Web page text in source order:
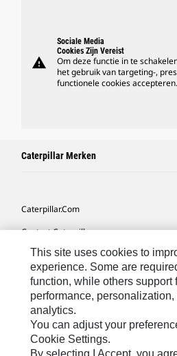
warning
Sociale Media
Cookies Zijn Vereist
Om deze functie in te
het gebruik van targeting-,
functionele cookies accepteren.
Caterpillar Merken
Caterpillar.com
Contact Caterpillar
Mijn Marketingvoorkeuren
Site Map
Cookie Settings
Legal
Privacy
This site uses cookies to
experience. Some are
function, while others support
performance, personalization,
analytics.
You can adjust your
Cookie Settings.
By selecting I Accept, you